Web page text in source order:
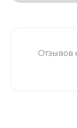
Отзывов